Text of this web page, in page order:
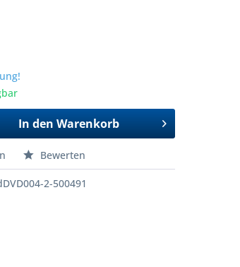
In den Warenkorb
Bewerten
2-500491